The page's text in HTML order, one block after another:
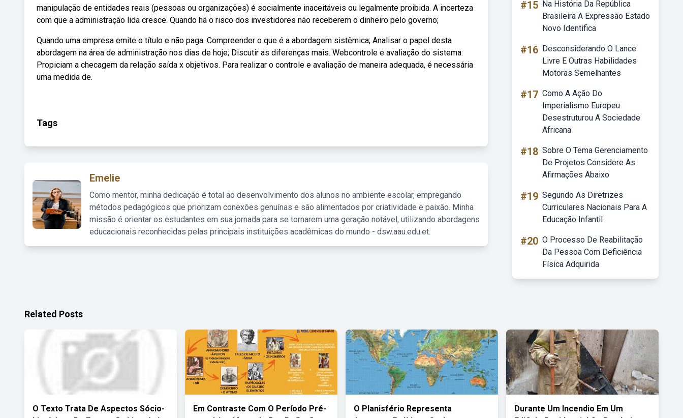
manipulação de entidades reais (pessoas ou organizações) é socialmente inaceitáveis ou legalmente proibida. A incerteza
com que a administração lida cresce. Quando há o risco dos investidores não receberem o dinheiro pelo governo;
Quando uma empresa emite o título e não paga. Compreender o que é a abordagem sistêmica; Analisar o papel desta
abordagem na área de administração nos dias de hoje; Discutir as diferenças mais. Webcontrole e avaliação do sistema:
Propiciam a checagem da relação saída x objetivos. Para realizar o controle e avaliação de maneira adequada, é necessária
uma medida de.
Tags
Emelie
Como mentor, minha dedicação é total ao desenvolvimento dos alunos no ambiente escolar, empregando
métodos pedagógicos que priorizam conexões genuínas e são alimentados por criatividade e paixão. Minha
missão é orientar os estudantes em sua jornada para se tornarem uma geração notável, utilizando abordagens
educacionais reconhecidas pelas principais instituições acadêmicas do mundo - dsw.aau.edu.et.
#15 Na História Da República
Brasileira A Expressão Estado
Novo Identifica
#16 Desconsiderando O Lance
Livre E Outras Habilidades
Motoras Semelhantes
#17 Como A Ação Do
Imperialismo Europeu
Desestruturou A Sociedade
Africana
#18 Sobre O Tema Gerenciamento
De Projetos Considere As
Afirmações Abaixo
#19 Segundo As Diretrizes
Curriculares Nacionais Para A
Educação Infantil
#20 O Processo De Reabilitação
Da Pessoa Com Deficiência
Física Adquirida
Related Posts
O Texto Trata De Aspectos Sócio-
Em Contraste Com O Período Pré-
O Planisfério Representa
Durante Um Incendio Em Um